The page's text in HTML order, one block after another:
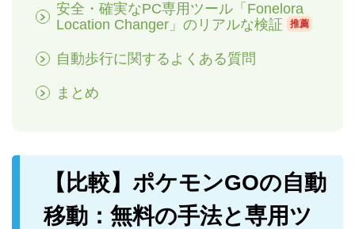
安全・確実なPC専用ツール「Fonelora
Location Changer」のリアルな検証
推薦
自動歩行に関するよくある質問
まとめ
【比較】ポケモンGOの自動
移動：無料の手法と専用ツ